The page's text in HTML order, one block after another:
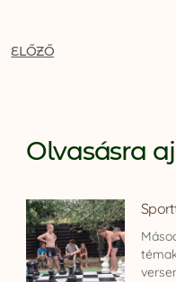
ELŐZŐ
Olvasásra